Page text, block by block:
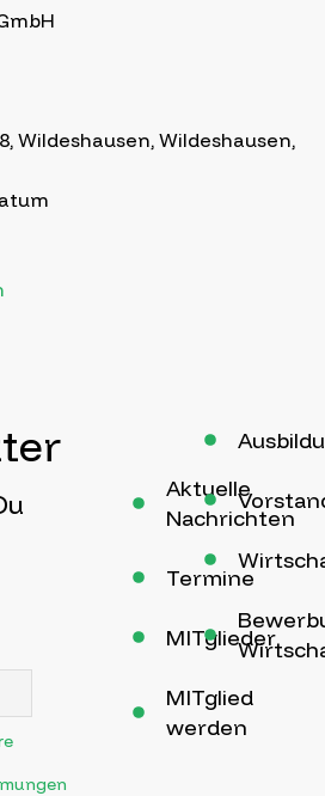
Wildeshausen, Wildeshausen,
Aktuelle
Nachrichten
Termine
MITglieder
MITglied
werden